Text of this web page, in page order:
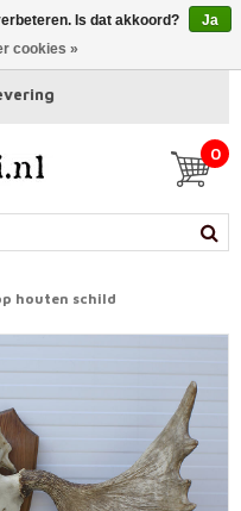
0
houten schild
Is dat akkoord?
Ja
cookies »